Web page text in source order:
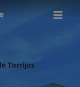
Torrijos